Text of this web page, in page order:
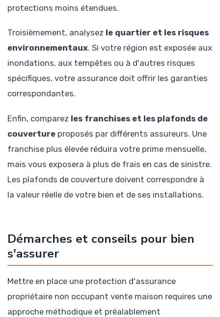
protections moins étendues.
Troisièmement, analysez le quartier et les risques
environnementaux. Si votre région est exposée aux
inondations, aux tempêtes ou à d'autres risques
spécifiques, votre assurance doit offrir les garanties
correspondantes.
Enfin, comparez les franchises et les plafonds de
couverture proposés par différents assureurs. Une
franchise plus élevée réduira votre prime mensuelle,
mais vous exposera à plus de frais en cas de sinistre.
Les plafonds de couverture doivent correspondre à
la valeur réelle de votre bien et de ses installations.
Démarches et conseils pour bien
s'assurer
Mettre en place une protection d'assurance
propriétaire non occupant vente maison requires une
approche méthodique et préalablement